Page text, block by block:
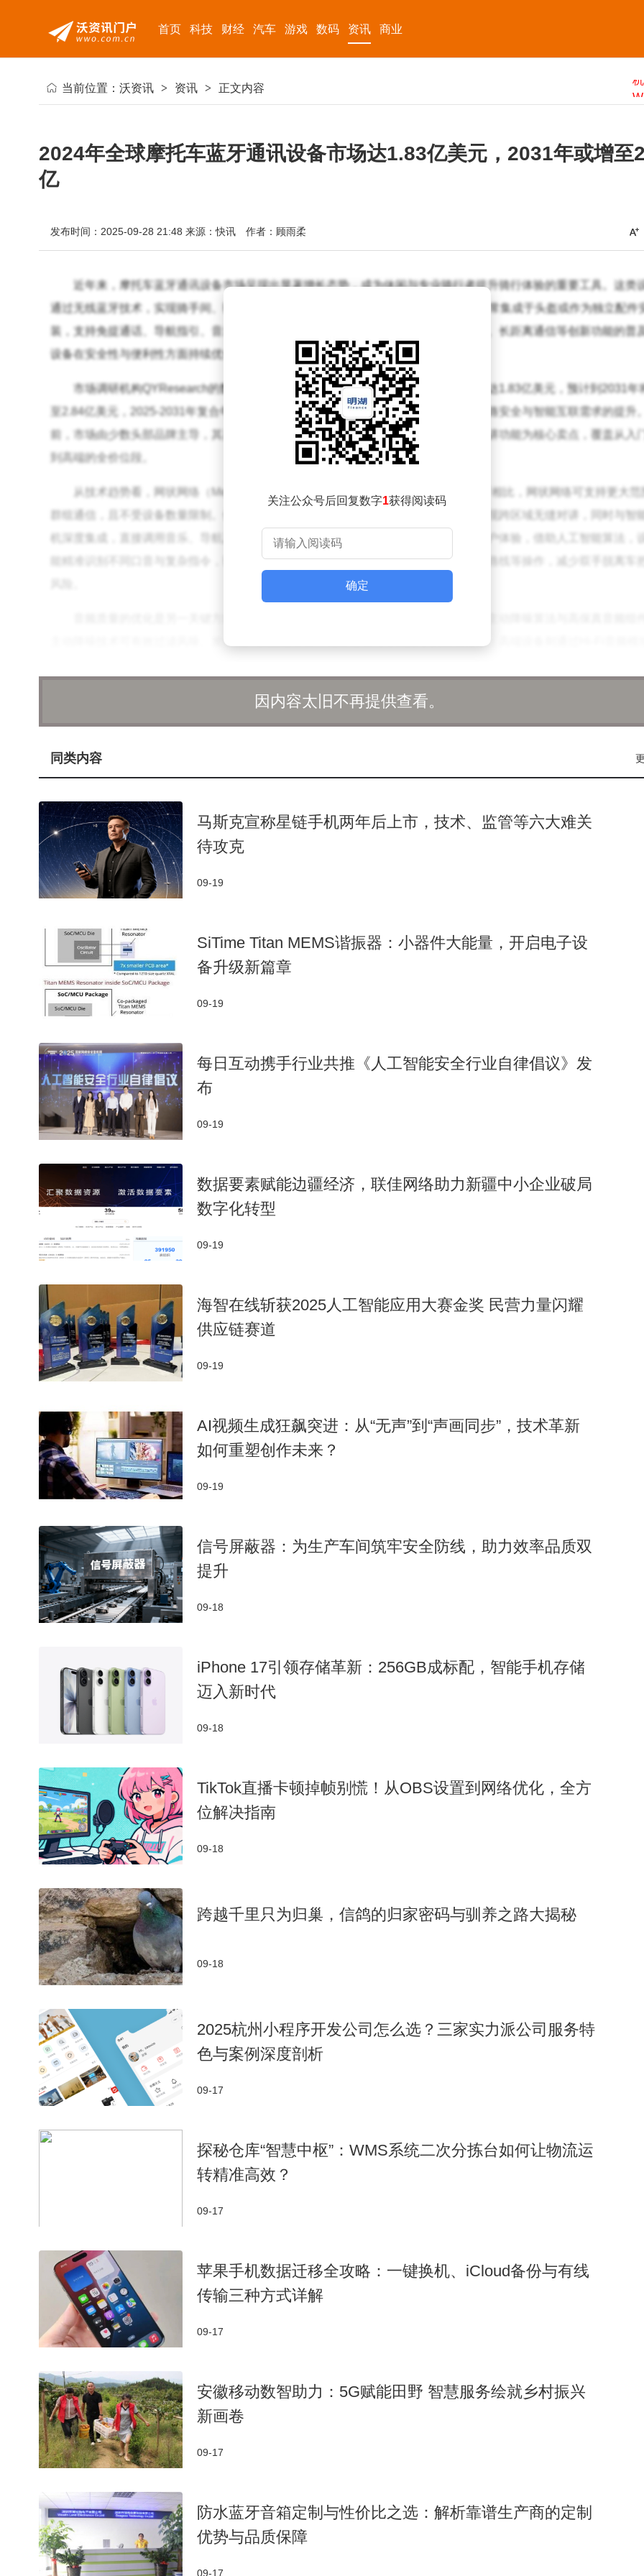
首页 科技 财经 汽车 游戏 数码 资讯 商业
当前位置： 沃资讯 > 资讯 > 正文内容
2024年全球摩托车蓝牙通讯设备市场达1.83亿美元，2031年或增至
亿
发布时间：2025-09-28 21:48 来源：快讯 作者：顾雨柔
近年来，摩托车蓝牙通讯设备市场呈现出显著增长态势，成为休闲与专业骑行者提升骑行体验的重要工具。这类
通过无线蓝牙技术，实现骑手间、骑手与智能手机、GPS导航或音乐播放器的互联，通常集成于头盔或作为独立配件
装，支持免提通话、导航指引、音乐播放及多人对讲等功能。随着降噪技术、语音激活、长距离通信等创新功能的普
设备在安全性与便利性方面持续优化，逐步成为摩托车爱好者的标配装备。
市场调研机构QYResearch的数据显示，2024年全球摩托车蓝牙通讯设备市场规模达1.83亿美元，预计到2031年
至2.84亿美元，2025-2031年复合年增长率达6.4%。这一增长主要得益于骑行群体对道路安全与智能互联需求的提升
前，市场由少数头部品牌主导，其产品以降噪性能、长续航电池、防水设计及多用户对讲功能为核心卖点，覆盖从入
到高端的全价位段。
从技术趋势看，网状网络（Mesh Network）的引入成为行业重要突破。与传统蓝牙相比，网状网络可支持更大范
群组通信，且不受设备数量限制。例如，在大型摩托车拉力赛中，骑手可通过该技术实现跨区域无缝对讲，同时与智
机深度集成，直接调用音乐、导航及实时路况信息。语音控制技术的升级显著提升了用户体验，借助人工智能算法，
能精准识别不同口音与复杂指令，骑行者通过语音即可完成接打电话、切换曲目或规划路线等操作，减少双手脱离车
主动降噪技术可有效过滤风噪、发动机声及交通噪音，确保通话与导航指令的清晰传输；高端设备则通过Hi-Fi音频模
享沿途景点信息。探险骑行领域的增长同样显著，骑手在偏远地区依赖设备与GPS或手机配对，实现紧急求助与实时
安全意识的提升进一步推动了市场普及。免提通讯功能被视为比手持手机更安全的替代方案，骑手无需分散注意
可完成通话或接收导航指令，从而降低事故风险。这一优势吸引了大量注重安全的消费者，尤其是城市通勤与长途旅
体。
推高了设备价格，限制了价格敏感型用户的购买意愿。电池续航与充电便利性同样制约市场发展，长途骑行中频繁充
需求与部分地区充电设施的缺失形成矛盾，影响用户体验。连接稳定性与兼容性问题亟待解决，蓝牙信号易受距离、
干扰及物理障碍影响，不同品牌设备间的兼容性差异也可能导致掉线或音质下降。
产业链层面，摩托车蓝牙通讯设备涉及芯片设计、降噪算法开发、硬件制造及软件集成等多个环节。头部企业通
效率与功耗控制有望进一步优化，而人工智能语音助手的升级将推动交互方式向更自然的方向发展。
从区域市场看，亚太地区与欧洲因城市交通需求增长及旅游文化盛行，成为主要增长极。企业需在产品定价、头
计兼容性及法规合规性方面持续创新，以应对价格竞争与标准化要求。例如，部分地区对无线设备频段的使用存在限
厂商需确保产品符合当地认证标准，避免市场准入障碍。
关注公众号后回复数字1获得阅读码
确定
因内容太旧不再提供查看。
同类内容
马斯克宣称星链手机两年后上市，技术、监管等六大难关
待攻克
09-19
SiTime Titan MEMS谐振器：小器件大能量，开启电子设
备升级新篇章
09-19
每日互动携手行业共推《人工智能安全行业自律倡议》发
布
09-19
数据要素赋能边疆经济，联佳网络助力新疆中小企业破局
数字化转型
09-19
海智在线斩获2025人工智能应用大赛金奖 民营力量闪耀
供应链赛道
09-19
AI视频生成狂飙突进：从“无声”到“声画同步”，技术革新
如何重塑创作未来？
09-19
信号屏蔽器：为生产车间筑牢安全防线，助力效率品质双
提升
09-18
iPhone 17引领存储革新：256GB成标配，智能手机存储
迈入新时代
09-18
TikTok直播卡顿掉帧别慌！从OBS设置到网络优化，全方
位解决指南
09-18
跨越千里只为归巢，信鸽的归家密码与驯养之路大揭秘
09-18
2025杭州小程序开发公司怎么选？三家实力派公司服务特
色与案例深度剖析
09-17
探秘仓库“智慧中枢”：WMS系统二次分拣台如何让物流运
转精准高效？
09-17
苹果手机数据迁移全攻略：一键换机、iCloud备份与有线
传输三种方式详解
09-17
安徽移动数智助力：5G赋能田野 智慧服务绘就乡村振兴
新画卷
09-17
防水蓝牙音箱定制与性价比之选：解析靠谱生产商的定制
优势与品质保障
09-17